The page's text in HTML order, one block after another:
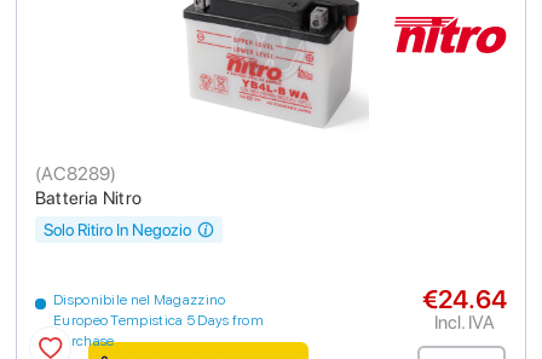
Batteria Nitro
(AC8289)
Disponibile nel Magazzino
Europeo Tempistica 5 Days from
purchase
Solo Ritiro In Negozio
€24.64
Incl. IVA